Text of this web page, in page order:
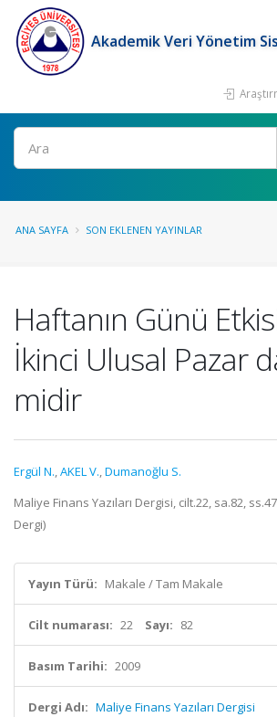
Akademik Veri Yönetim
Ara
ANA SAYFA SON EKLENEN YAYINLAR
Haftanın Günü
İkinci Ulusal Pazar
midir
Ergül N.,AKEL V.,Dumanoğlu S.
Maliye Finans Yazıları Dergisi, cilt.22, sa.82,
Dergi)
Yayın Türü: Makale / Tam Makale
Cilt numarası: 22 Sayı: 82
Basım Tarihi: 2009
Dergi Adı: Maliye Finans Yazıları Dergisi